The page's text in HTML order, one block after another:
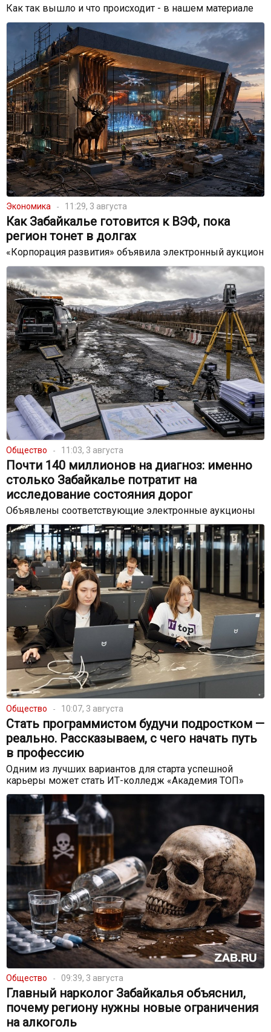
Как так вышло и что происходит - в нашем материале
Экономика 11:29, 3 августа
Как Забайкалье готовится к ВЭФ, пока
регион тонет в долгах
«Корпорация развития» объявила электронный аукцион
Общество 11:03, 3 августа
Почти 140 миллионов на диагноз: именно
столько Забайкалье потратит на
исследование состояния дорог
Объявлены соответствующие электронные аукционы
Общество 10:07, 3 августа
Стать программистом будучи подростком —
реально. Рассказываем, с чего начать путь
в профессию
Одним из лучших вариантов для старта успешной
карьеры может стать ИТ-колледж «Академия ТОП»
Общество 09:39, 3 августа
Главный нарколог Забайкалья объяснил,
почему региону нужны новые ограничения
на алкоголь